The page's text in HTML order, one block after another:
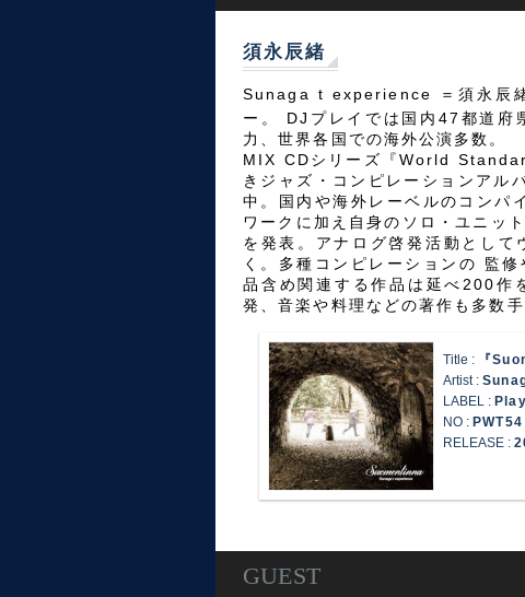
須永辰緒
Sunaga t experience ＝須永辰
ー。 DJプレイでは国内47都道府
力、世界各国での海外公演多数。
MIX CDシリーズ『World
きジャズ・コンピレーションアル
中。国内や海外レーベルのコンパ
ワークに加え自身のソロ・ユニ
を発表。アナログ啓発活動とし
く。多種コンピレーションの 監
品含め関連する作品は延べ200作
発、音楽や料理などの著作も多数手
Title :
『
Artist :
LABEL :
NO : PWT54
RELEASE :
GUEST